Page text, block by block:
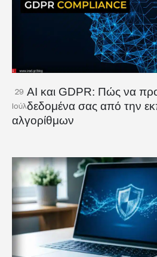
29
Ιούλ
AI και GDPR: Πώς να
δεδομένα σας από την
αλγορίθμων